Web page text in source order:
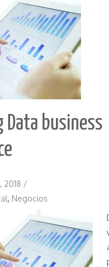
Data business
2018 /
, Negocios